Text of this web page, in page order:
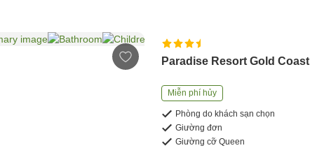
Paradise Resort Gold Coast
Miễn phí hủy
Phòng do khách sạn chọn
Giường đơn
Giường cỡ Queen